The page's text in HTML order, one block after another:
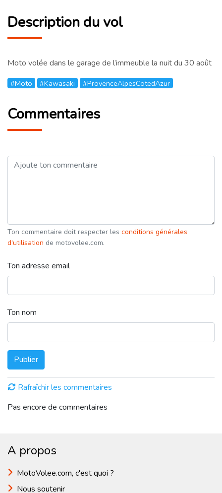
Description du vol
Moto volée dans le garage de l’immeuble la nuit du 30 août
#Moto #Kawasaki #ProvenceAlpesCotedAzur
Commentaires
Ton commentaire doit respecter les conditions générales
d'utilisation de motovolee.com.
Ton adresse email
Ton nom
Publier
Rafraîchir les commentaires
Pas encore de commentaires
A propos
MotoVolee.com, c'est quoi ?
Nous soutenir